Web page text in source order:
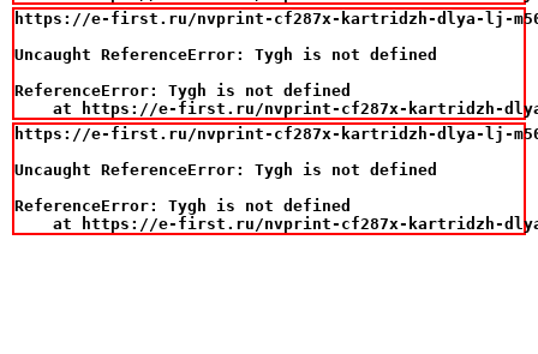
https://e-first.ru/nvprint-cf287x-kartridzh-dlya-lj-m506dn-
Uncaught ReferenceError: Tygh is not defined
ReferenceError: Tygh is not defined
at https://e-first.ru/nvprint-cf287x-kartridzh-
https://e-first.ru/nvprint-cf287x-kartridzh-dlya-lj-m506dn-
Uncaught ReferenceError: Tygh is not defined
ReferenceError: Tygh is not defined
at https://e-first.ru/nvprint-cf287x-kartridzh-